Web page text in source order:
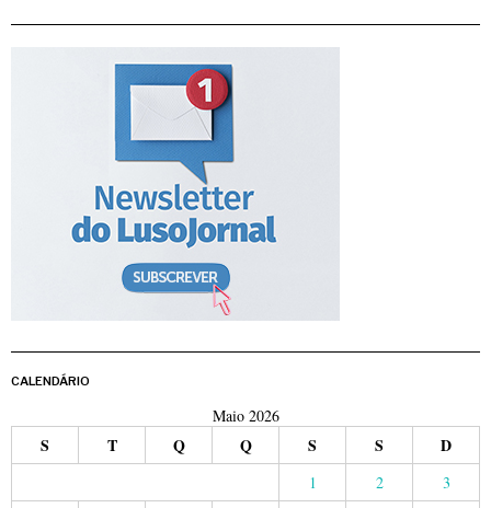
CALENDÁRIO
Maio 2026
S T Q Q S S D
1 2
3